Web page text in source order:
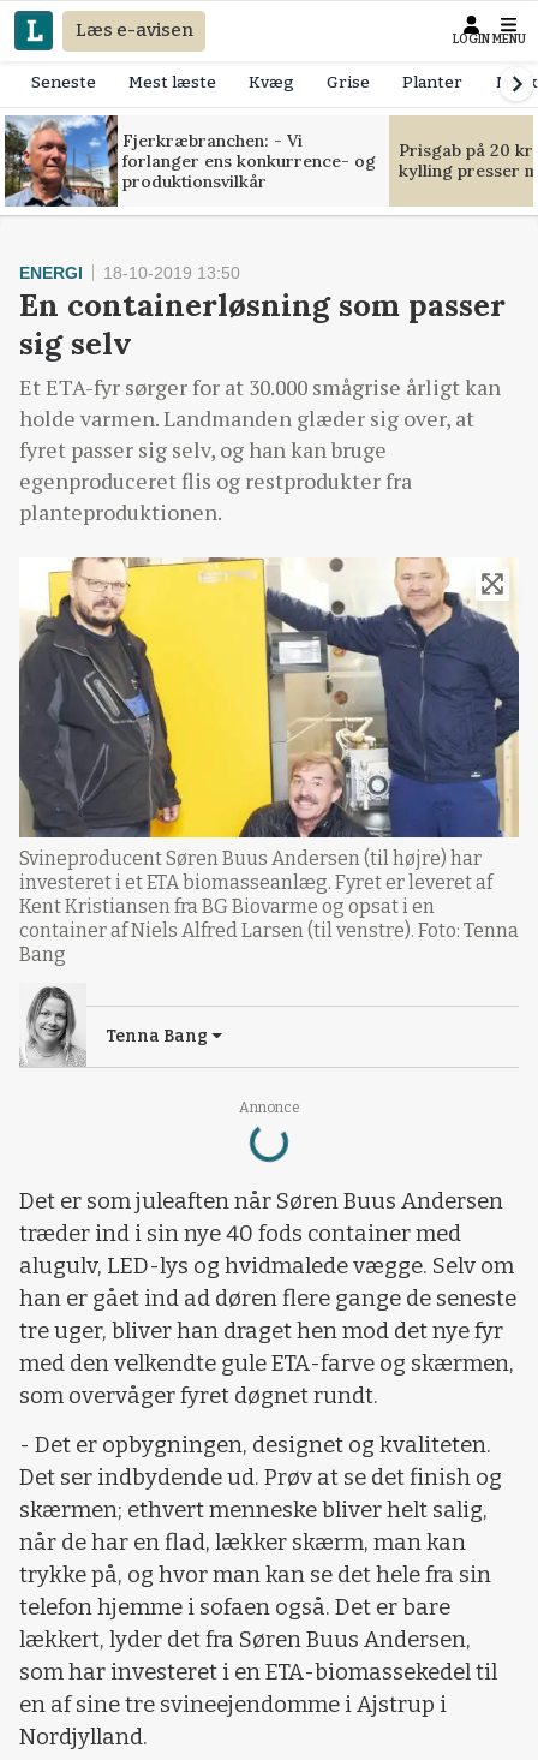
Læs e-avisen LOGIN MENU
Seneste Mest læste Kvæg Grise Planter
Fjerkræbranchen: - Vi
forlanger ens konkurrence- og
produktionsvilkår
Prisgab på 20
kylling presser
Annonce
Loading...
ENERGI 18-10-2019 13:50
En containerløsning som passer
sig selv
Et ETA-fyr sørger for at 30.000 smågrise årligt kan
holde varmen. Landmanden glæder sig over, at
fyret passer sig selv, og han kan bruge
egenproduceret flis og restprodukter fra
planteproduktionen.
Svineproducent Søren Buus Andersen (til højre) har
investeret i et ETA biomasseanlæg. Fyret er leveret af
Kent Kristiansen fra BG Biovarme og opsat i en
container af Niels Alfred Larsen (til venstre). Foto: Tenna
Bang
Tenna Bang
Det er som juleaften når Søren Buus Andersen
træder ind i sin nye 40 fods container med
alugulv, LED-lys og hvidmalede vægge. Selv om
han er gået ind ad døren flere gange de seneste
tre uger, bliver han draget hen mod det nye fyr
med den velkendte gule ETA-farve og skærmen,
som overvåger fyret døgnet rundt.
- Det er opbygningen, designet og kvaliteten.
Det ser indbydende ud. Prøv at se det finish og
skærmen; ethvert menneske bliver helt salig,
når de har en flad, lækker skærm, man kan
trykke på, og hvor man kan se det hele fra sin
telefon hjemme i sofaen også. Det er bare
lækkert, lyder det fra Søren Buus Andersen,
som har investeret i en ETA-biomassekedel til
en af sine tre svineejendomme i Ajstrup i
Nordjylland.